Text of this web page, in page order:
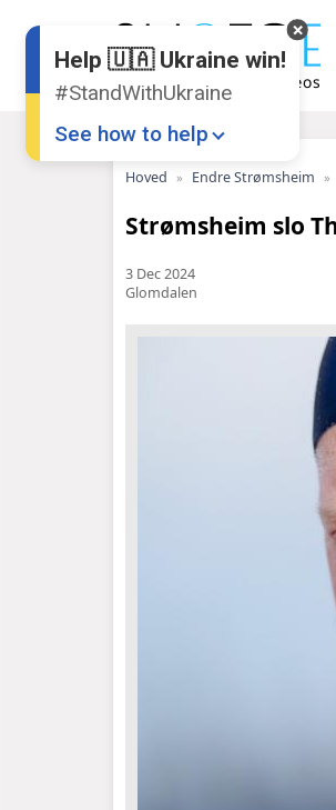
Hoved Endre Strømsheim
Strømsheim slo
3 Dec 2024
Glomdalen
Help 🇺🇦 Ukraine win!
#StandWithUkraine
See how to help